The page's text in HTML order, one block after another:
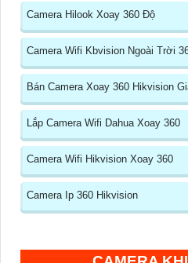
Camera Hilook Xoay 360 Độ
Camera Wifi Kbvision Ngoài Trời
Bán Camera Xoay 360 Hikvision
Lắp Camera Wifi Dahua Xoay 360
Camera Wifi Hikvision Xoay 360
Camera Ip 360 Hikvision